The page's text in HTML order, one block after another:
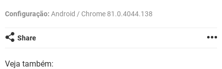
GUIA DE COMPRAS
Configuração: Android / Chrome 81.0.4044.138
Share
Veja também: